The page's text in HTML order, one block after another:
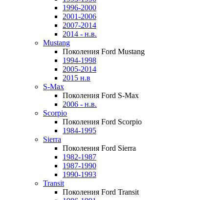
1996-2000
2001-2006
2007-2014
2014 - н.в.
Mustang
Поколения Ford Mustang
1994-1998
2005-2014
2015 н.в
S-Max
Поколения Ford S-Max
2006 - н.в.
Scorpio
Поколения Ford Scorpio
1984-1995
Sierra
Поколения Ford Sierra
1982-1987
1987-1990
1990-1993
Transit
Поколения Ford Transit